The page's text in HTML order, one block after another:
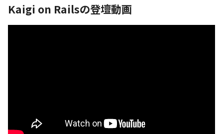
Kaigi on Railsの登壇動画